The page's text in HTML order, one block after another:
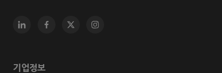
기업정보